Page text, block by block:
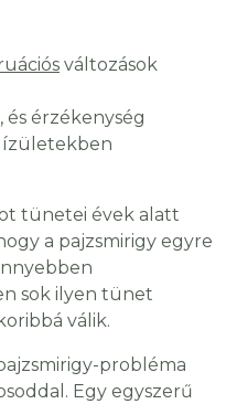
változások
és érzékenység
ízületekben
tünetei évek alatt
a pajzsmirigy egyre
sok ilyen tünet
válik.
probléma
Egy egyszerű